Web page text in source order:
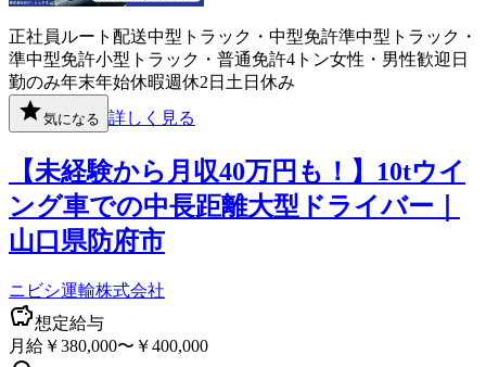
正社員 ルート配送中型トラック・中型免許準中型トラック・
準中型免許小型トラック・普通免許4トン女性・男性歓迎 日
勤のみ年末年始休暇週休2日 土日休み
気になる 詳しく見る
【未経験から月収40万円も！】10tウイ
ング車での中長距離大型ドライバー｜
山口県防府市
ニビシ運輸株式会社
想定給与
月給￥380,000〜￥400,000